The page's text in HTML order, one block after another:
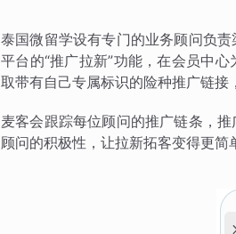
泰国微留学设有专门的业务顾问负
平台的“推广拉新”功能，在会员中
取带有自己专属标识的险种推广链接
麦客会跟踪每位顾问的推广链条，
顾问的积极性，让拉新拓客变得更简